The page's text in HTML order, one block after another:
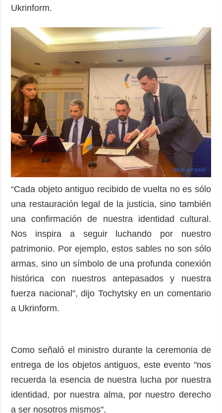
Ukrinform.
“Cada objeto antiguo recibido de vuelta no es sólo
una restauración legal de la justicia, sino también
una confirmación de nuestra identidad cultural.
Nos inspira a seguir luchando por nuestro
patrimonio. Por ejemplo, estos sables no son sólo
armas, sino un símbolo de una profunda conexión
histórica con nuestros antepasados ​​y nuestra
fuerza nacional", dijo Tochytsky en un comentario
a Ukrinform.
Como señaló el ministro durante la ceremonia de
entrega de los objetos antiguos, este evento "nos
recuerda la esencia de nuestra lucha por nuestra
identidad, por nuestra alma, por nuestro derecho
a ser nosotros mismos".